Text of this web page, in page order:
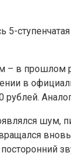
5-
– в прошлом
в
рублей.
шум,
посторонний